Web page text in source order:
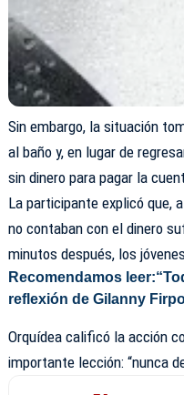
Sin embargo, la situación
al baño y, en lugar de
sin dinero para pagar la
La participante explicó que,
no contaban con el dinero
minutos después, los
Recomendamos leer:
reflexión de Gilanny
Orquídea calificó la acción
importante lección: “nunca